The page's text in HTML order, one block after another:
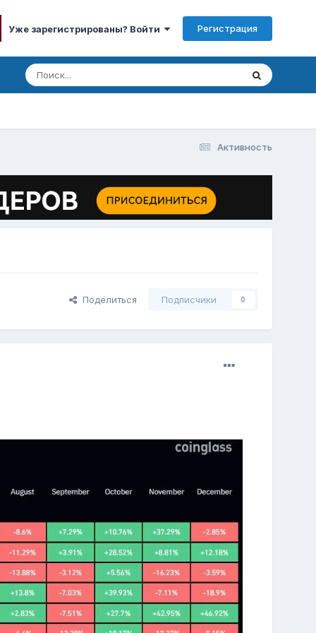
Уже зарегистрированы? Войти Регистрация
Активность
Поделиться Подписчики 0